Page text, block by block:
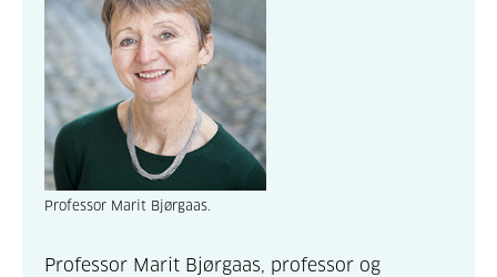
Professor Marit Bjørgaas.
Professor Marit Bjørgaas, professor og